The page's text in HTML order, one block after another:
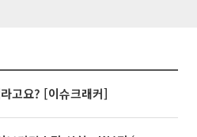
고요? [이슈크래커]